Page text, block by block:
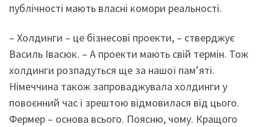
публічності мають власні комори реальності.
– Холдинги – це бізнесові проекти, – стверджує
Василь Івасюк. – А проекти мають свій термін. Тож
холдинги розпадуться ще за нашої пам’яті.
Німеччина також запроваджувала холдинги у
повоєнний час і зрештою відмовилася від цього.
Фермер – основа всього. Поясню, чому. Кращого